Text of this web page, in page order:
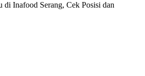
Inafood Serang, Cek Posisi dan